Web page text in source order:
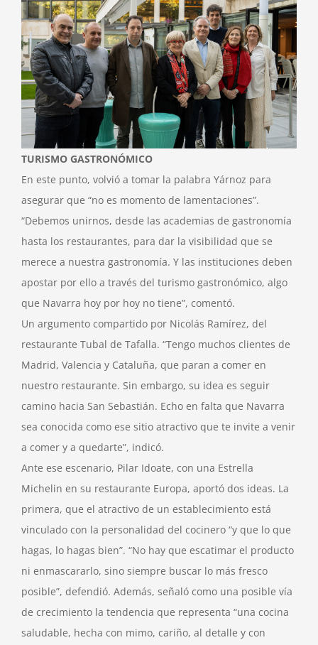
TURISMO GASTRONÓMICO
En este punto, volvió a tomar la palabra Yárnoz para
asegurar que “no es momento de lamentaciones”.
“Debemos unirnos, desde las academias de gastronomía
hasta los restaurantes, para dar la visibilidad que se
merece a nuestra gastronomía. Y las instituciones deben
apostar por ello a través del turismo gastronómico, algo
que Navarra hoy por hoy no tiene”, comentó.
Un argumento compartido por Nicolás Ramírez, del
restaurante Tubal de Tafalla. “Tengo muchos clientes de
Madrid, Valencia y Cataluña, que paran a comer en
nuestro restaurante. Sin embargo, su idea es seguir
camino hacia San Sebastián. Echo en falta que Navarra
sea conocida como ese sitio atractivo que te invite a venir
a comer y a quedarte”, indicó.
Ante ese escenario, Pilar Idoate, con una Estrella
Michelin en su restaurante Europa, aportó dos ideas. La
primera, que el atractivo de un establecimiento está
vinculado con la personalidad del cocinero “y que lo que
hagas, lo hagas bien”. “No hay que escatimar el producto
ni enmascararlo, sino siempre buscar lo más fresco
posible”, defendió. Además, señaló como una posible vía
de crecimiento la tendencia que representa “una cocina
saludable, hecha con mimo, cariño, al detalle y con